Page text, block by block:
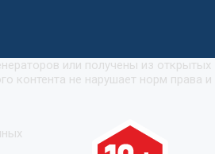
или получены из открытых
контента не нарушает норм права и